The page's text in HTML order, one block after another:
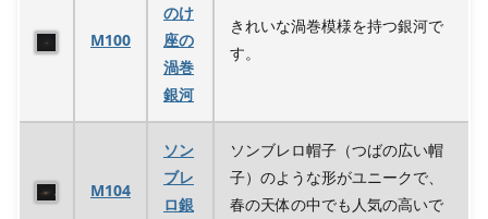
M100
のけ
座の
渦巻
銀河
きれいな渦巻模様を持つ銀河で
す。
M104
ソン
ブレ
ロ銀
ソンブレロ帽子（つばの広い帽
子）のような形がユニークで、
春の天体の中でも人気の高いで